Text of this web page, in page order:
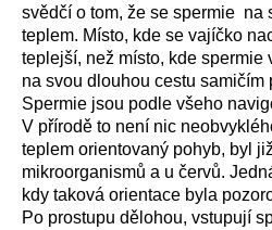
svědčí o tom, že se spermie na
teplem. Místo, kde se vajíčko
teplejší, než místo, kde spermie
na svou dlouhou cestu samičím
Spermie jsou podle všeho
V přírodě to není nic
teplem orientovaný pohyb, byl
mikroorganismů a u červů.
kdy taková orientace byla
Po prostupu dělohou, vstupují